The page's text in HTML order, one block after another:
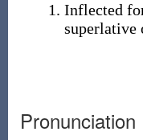
Inflected
superlative
Pronunciation